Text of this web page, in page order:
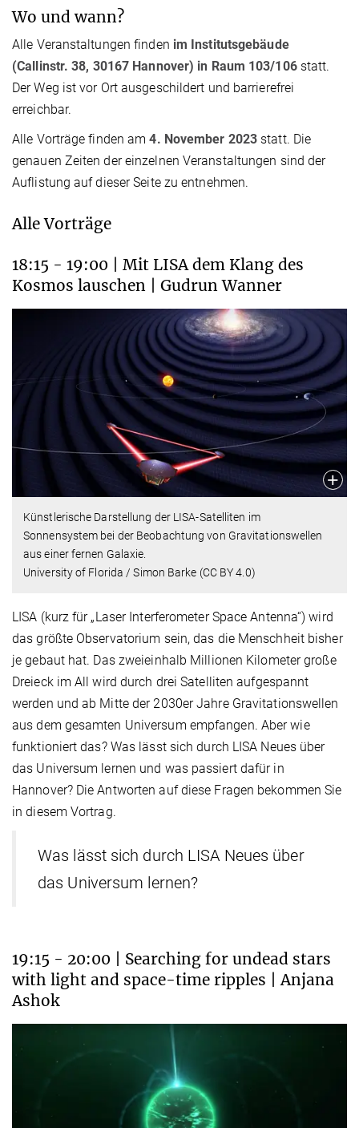
Wo und wann?
Alle Veranstaltungen finden im Institutsgebäude
(Callinstr. 38, 30167 Hannover) in Raum 103/106statt.
Der Weg ist vor Ort ausgeschildert und barrierefrei
erreichbar.
Alle Vorträge finden am4. November 2023 statt. Die
genauen Zeiten der einzelnen Veranstaltungen sind der
Auflistung auf dieser Seite zu entnehmen.
Alle Vorträge
18:15 - 19:00 | Mit LISA dem Klang des
Kosmos lauschen | Gudrun Wanner
Künstlerische Darstellung der LISA-Satelliten im
Sonnensystem bei der Beobachtung von Gravitationswellen
aus einer fernen Galaxie.
University of Florida / Simon Barke (CC BY 4.0)
LISA (kurz für „Laser Interferometer Space Antenna“) wird
das größte Observatorium sein, das die Menschheit bisher
je gebaut hat. Das zweieinhalb Millionen Kilometer große
Dreieck im All wird durch drei Satelliten aufgespannt
werden und ab Mitte der 2030er Jahre Gravitationswellen
aus dem gesamten Universum empfangen. Aber wie
funktioniert das? Was lässt sich durch LISA Neues über
das Universum lernen und was passiert dafür in
Hannover? Die Antworten auf diese Fragen bekommen Sie
in diesem Vortrag.
Was lässt sich durch LISA Neues über
das Universum lernen?
19:15 - 20:00 | Searching for undead stars
with light and space-time ripples | Anjana
Ashok